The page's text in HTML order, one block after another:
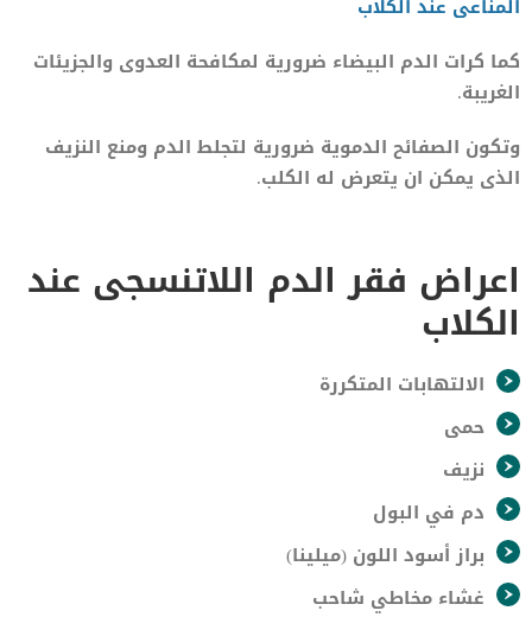
المناعى عند الكلاب
كما كرات الدم البيضاء ضرورية لمكافحة العدوى والجزيئات
الغريبة.
وتكون الصفائح الدموية ضرورية لتجلط الدم ومنع النزيف
الذى يمكن ان يتعرض له الكلب.
اعراض فقر الدم اللاتنسجى عند
الكلاب
الالتهابات المتكررة
حمى
نزيف
دم في البول
براز أسود اللون (ميلينا)
غشاء مخاطي شاحب